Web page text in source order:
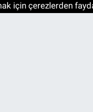
için çerezlerden